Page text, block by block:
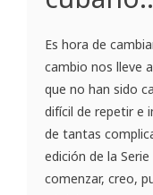
Es hora de
cambio nos lleve
que no han sido
difícil de repetir e
de tantas
edición de la
comenzar, creo,